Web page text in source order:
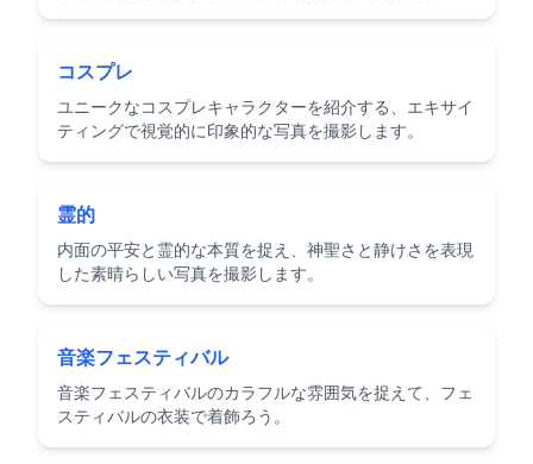
コスプレ
ユニークなコスプレキャラクターを紹介する、エキサイ
ティングで視覚的に印象的な写真を撮影します。
霊的
内面の平安と霊的な本質を捉え、神聖さと静けさを表現
した素晴らしい写真を撮影します。
音楽フェスティバル
音楽フェスティバルのカラフルな雰囲気を捉えて、フェ
スティバルの衣装で着飾ろう。